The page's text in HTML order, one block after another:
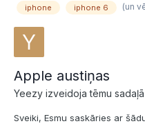
Cena: 300€...
iphone iphone 6 (un
Apple austiņas
Yeezy izveidoja tēmu
Sveiki, Esmu saskāries ar